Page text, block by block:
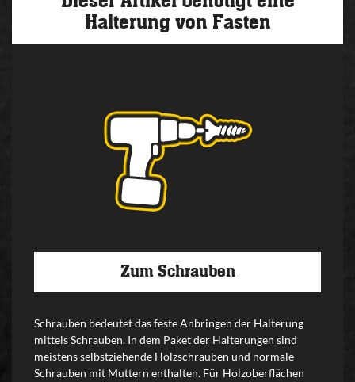
Halterung von Fasten
Zum Schrauben
Schrauben bedeutet das feste Anbringen der Halterung
mittels Schrauben. In dem Paket der Halterungen sind
meistens selbstziehende Holzschrauben und normale
Schrauben mit Muttern enthalten. Für Holzoberflächen